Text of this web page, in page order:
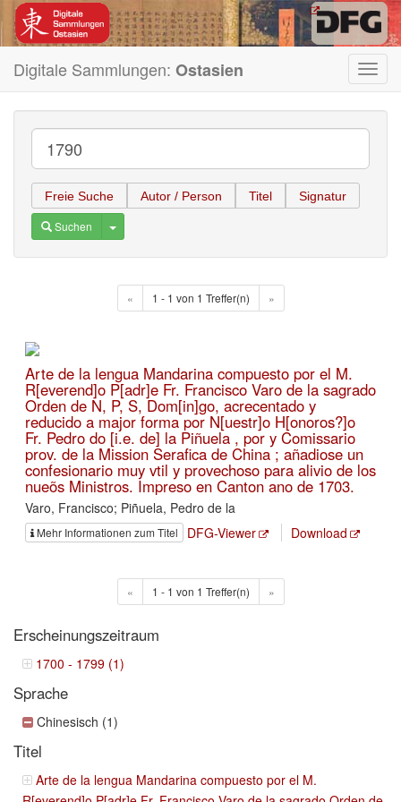
Digitale Sammlungen: Ostasien
Freie Suche Autor / Person Titel Signatur
Suchen Toggle Dropdown
« 1 - 1 von 1 Treffer(n) »
Arte de la lengua Mandarina compuesto por el M.
R[everend]o P[adr]e Fr. Francisco Varo de la sagrado
Orden de N, P, S, Dom[in]go, acrecentado y
reducido a major forma por N[uestr]o H[onoros?]o
Fr. Pedro do [i.e. de] la Piñuela , por y Comissario
prov. de la Mission Serafica de China ; añadiose un
confesionario muy vtil y provechoso para alivio de los
nueõs Ministros. Impreso en Canton ano de 1703.
Varo, Francisco; Piñuela, Pedro de la
Mehr Informationen zum Titel DFG-Viewer Download
« 1 - 1 von 1 Treffer(n) »
Erscheinungszeitraum
1700 - 1799 (1)
Sprache
Chinesisch (1)
Titel
Arte de la lengua Mandarina compuesto por el M.